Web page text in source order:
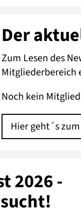
Der
Zum Lesen des
Mitgliederbereich
Noch kein
Hier geht´s
2026 -